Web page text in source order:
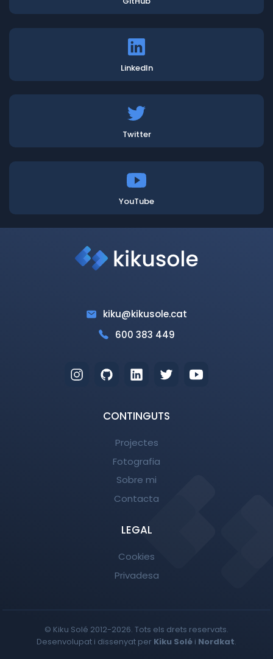
LinkedIn
Twitter
YouTube
kiku@kikusole.cat
600 383 449
CONTINGUTS
Projectes
Fotografia
Sobre mi
Contacta
LEGAL
Cookies
Privadesa
© Kiku Solé 2012-2026. Tots els drets reservats.
Desenvolupat i dissenyat per Kiku Solé i Nordkat.